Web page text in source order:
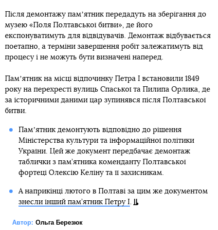
Після демонтажу памʼятник передадуть на зберігання до
музею «Поля Полтавської битви», де його
експонуватимуть для відвідувачів. Демонтаж відбувається
поетапно, а терміни завершення робіт залежатимуть від
процесу і не можуть бути визначені наперед.
Памʼятник на місці відпочинку Петра І встановили 1849
року на перехресті вулиць Спаської та Пилипа Орлика, де
за історичними даними цар зупинявся після Полтавської
битви.
Памʼятник демонтують відповідно до рішення
Міністерства культури та інформаційної політики
України. Цей же документ передбачає демонтаж
таблички з пам’ятника коменданту Полтавської
фортеці Олексію Келіну та її захисникам.
А наприкінці лютого в Полтаві за цим же документом
знесли інший пам’ятник Петру І.
Автор: Ольга Березюк